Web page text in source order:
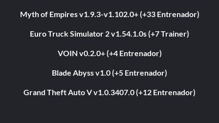
Myth of Empires v1.9.3-v1.102.0+ (+33 Entrenador)
Euro Truck Simulator 2 v1.54.1.0s (+7 Trainer)
VOIN v0.2.0+ (+4 Entrenador)
Blade Abyss v1.0 (+5 Entrenador)
Grand Theft Auto V v1.0.3407.0 (+12 Entrenador)